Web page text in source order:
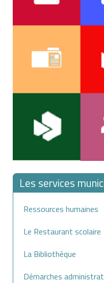
Les services
Ressources humaines
Le Restaurant scolaire
La Bibliothèque
Démarches